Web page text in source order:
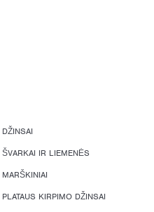
DŽINSAI
ŠVARKAI IR LIEMENĖS
MARŠKINIAI
PLATAUS KIRPIMO DŽINSAI